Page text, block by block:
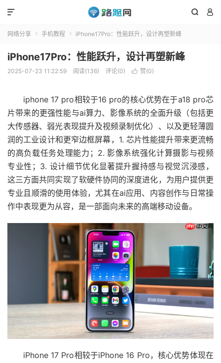
 

网络分享  手机教程  iPhone17Pro：性能跃升，设计再塑新峰
iPhone17Pro：性能跃升，设计再塑新峰
2025-07-23 11:22:59 阅读(136) 评论(0)  赞(0)
iphone 17 pro相较于16 pro的核心优势在于a18 pro芯
片带来的更强性能与ai算力、影像系统的全面升级（包括更
大传感器、弱光表现提升及视频录制优化）、以及更轻薄圆
润的工业设计和更窄边框屏幕，1. 芯片性能提升带来更流畅
的高负载任务处理能力；2. 影像系统强化计算摄影与视频
专业性；3. 设计细节优化显著提升握持感与视觉沉浸感，
这三方面共同实现了软硬件协同的深度进化，为用户提供更
专业且顺滑的使用体验，尤其在ai应用、内容创作与日常操
作中表现更为从容，是一部面向未来的高端移动设备。
iPhone 17 Pro相较于iPhone 16 Pro，核心优势体现在